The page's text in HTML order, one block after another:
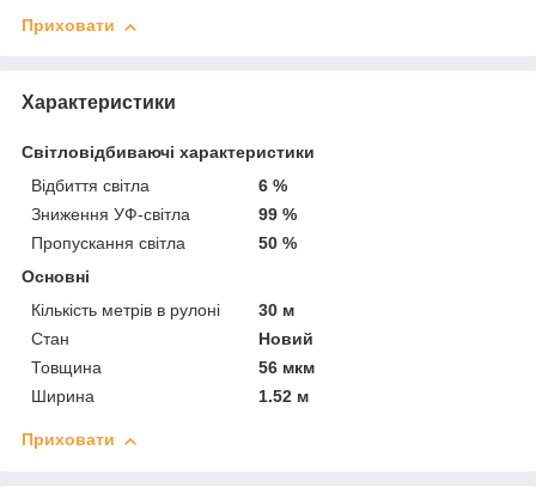
Приховати
Характеристики
Світловідбиваючі характеристики
Відбиття світла
6 %
Зниження УФ-світла
99 %
Пропускання світла
50 %
Основні
Кількість метрів в рулоні
30 м
Стан
Новий
Товщина
56 мкм
Ширина
1.52 м
Приховати